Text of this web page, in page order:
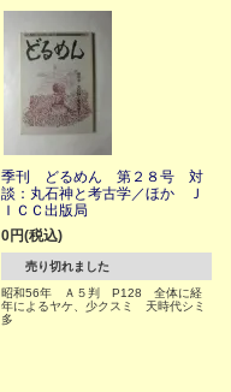
季刊 どるめん 第２８号 対
談：丸石神と考古学／ほか Ｊ
ＩＣＣ出版局
0円(税込)
売り切れました
昭和56年 Ａ５判 P128 全体に経
年によるヤケ、少クスミ 天時代シミ
多